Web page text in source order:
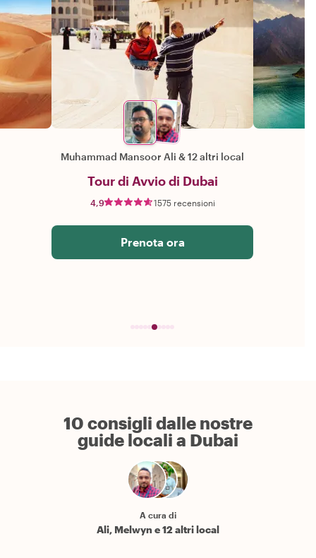
Muhammad Mansoor Ali &12 altri local
Tour di Avvio di Dubai
4,9 1575 recensioni
Prenota ora
10 consigli dalle nostre
guide locali a Dubai
A cura di
Ali, Melwyn e 12 altri local